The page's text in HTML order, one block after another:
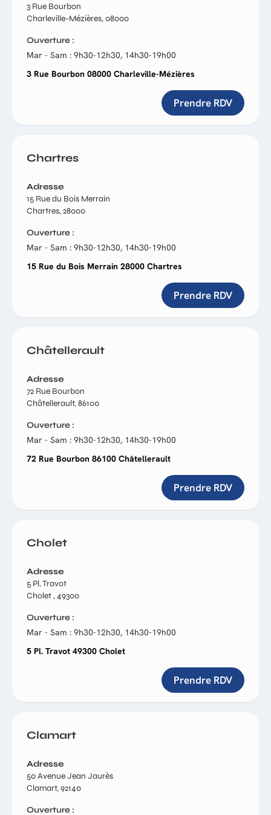
3 Rue Bourbon
Charleville-Mézières, 08000
Ouverture
Mar - Sam : 9h30-12h30, 14h30-19h00
3 Rue Bourbon 08000 Charleville-Mézières
Prendre RDV
Chartres
Adresse
15 Rue du Bois Merrain
Chartres, 28000
Ouverture
Mar - Sam : 9h30-12h30, 14h30-19h00
15 Rue du Bois Merrain 28000 Chartres
Prendre RDV
Châtellerault
Adresse
72 Rue Bourbon
Châtellerault, 86100
Ouverture
Mar - Sam : 9h30-12h30, 14h30-19h00
72 Rue Bourbon 86100 Châtellerault
Prendre RDV
Cholet
Adresse
5 Pl. Travot
Cholet , 49300
Ouverture
Mar - Sam : 9h30-12h30, 14h30-19h00
5 Pl. Travot 49300 Cholet
Prendre RDV
Clamart
Adresse
50 Avenue Jean Jaurès
Clamart, 92140
Ouverture